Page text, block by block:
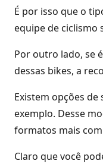
É por isso que o
equipe de ciclismo
Por outro lado, se
dessas bikes, a
Existem opções de
exemplo. Desse
formatos mais
Claro que você